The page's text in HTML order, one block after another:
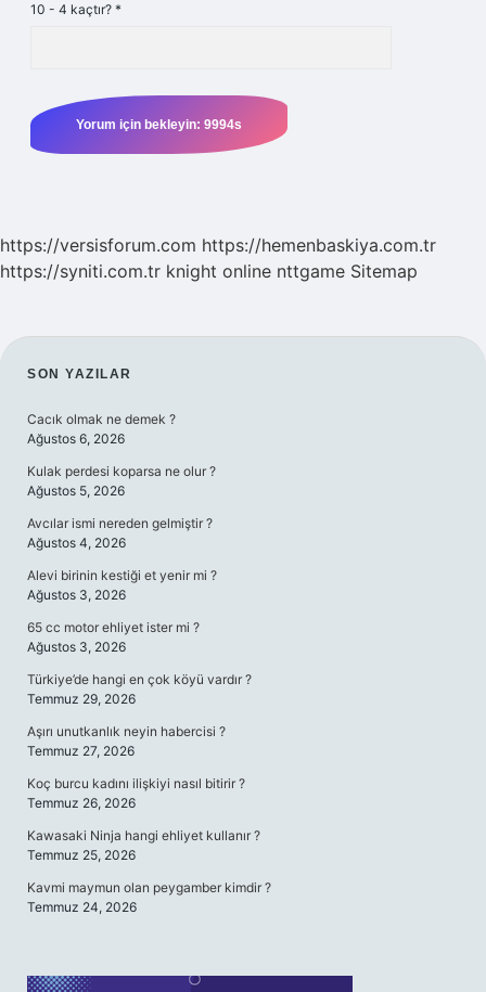
10 - 4 kaçtır? *
https://versisforum.com https://hemenbaskiya.com.tr
https://syniti.com.tr knight online nttgame Sitemap
SIDEBAR
SON YAZILAR
Cacık olmak ne demek ?
Ağustos 6, 2026
Kulak perdesi koparsa ne olur ?
Ağustos 5, 2026
Avcılar ismi nereden gelmiştir ?
Ağustos 4, 2026
Alevi birinin kestiği et yenir mi ?
Ağustos 3, 2026
65 cc motor ehliyet ister mi ?
Ağustos 3, 2026
Türkiye’de hangi en çok köyü vardır ?
Temmuz 29, 2026
Aşırı unutkanlık neyin habercisi ?
Temmuz 27, 2026
Koç burcu kadını ilişkiyi nasıl bitirir ?
Temmuz 26, 2026
Kawasaki Ninja hangi ehliyet kullanır ?
Temmuz 25, 2026
Kavmi maymun olan peygamber kimdir ?
Temmuz 24, 2026